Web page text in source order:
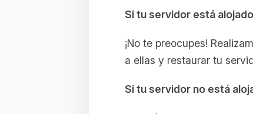
Si tu servidor está
¡No te preocupes!
a ellas y restaurar tu
Si tu servidor no está